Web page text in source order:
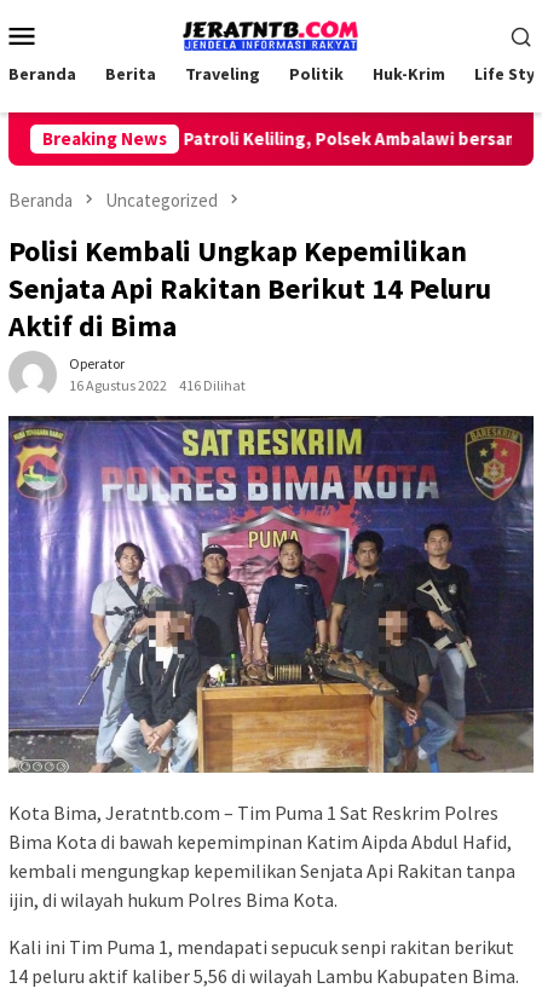
ke
Mobile
Beranda Berita Traveling Politik Huk-Krim Life
Breaking News
Lakukan Patroli Keliling, Polsek Ambalawi bersama TNI
Beranda Uncategorized
Polisi Kembali Ungkap Kepemilikan
Senjata Api Rakitan Berikut 14 Peluru
Aktif di Bima
Operator
16 Agustus 2022
416 Dilihat
Kota Bima, Jeratntb.com – Tim Puma 1 Sat Reskrim Polres
Bima Kota di bawah kepemimpinan Katim Aipda Abdul Hafid,
kembali mengungkap kepemilikan Senjata Api Rakitan tanpa
ijin, di wilayah hukum Polres Bima Kota.
Kali ini Tim Puma 1, mendapati sepucuk senpi rakitan berikut
14 peluru aktif kaliber 5,56 di wilayah Lambu Kabupaten Bima.